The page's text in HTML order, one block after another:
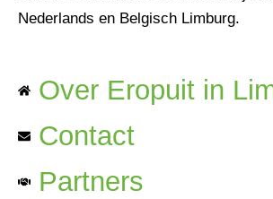
Nederlands en Belgisch Limburg.
Over Eropuit in
Contact
Partners